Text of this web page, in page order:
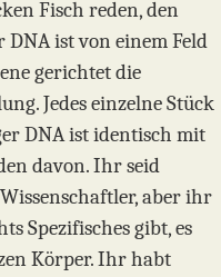
Fisch reden, den
ist von einem Feld
gerichtet die
Jedes einzelne Stück
DNA ist identisch mit
davon. Ihr seid
aber ihr
Spezifisches gibt, es
Körper. Ihr habt